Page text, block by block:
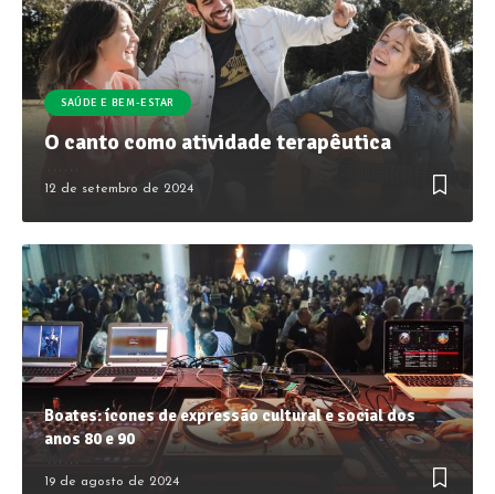
SAÚDE E BEM-ESTAR
O canto como atividade terapêutica
12 de setembro de 2024
Boates: ícones de expressão cultural e social dos
anos 80 e 90
19 de agosto de 2024